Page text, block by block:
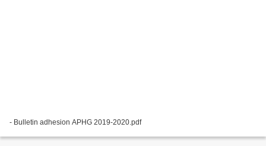
- Bulletin adhesion APHG 2019-2020.pdf